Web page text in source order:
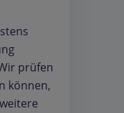
prüfen
können,